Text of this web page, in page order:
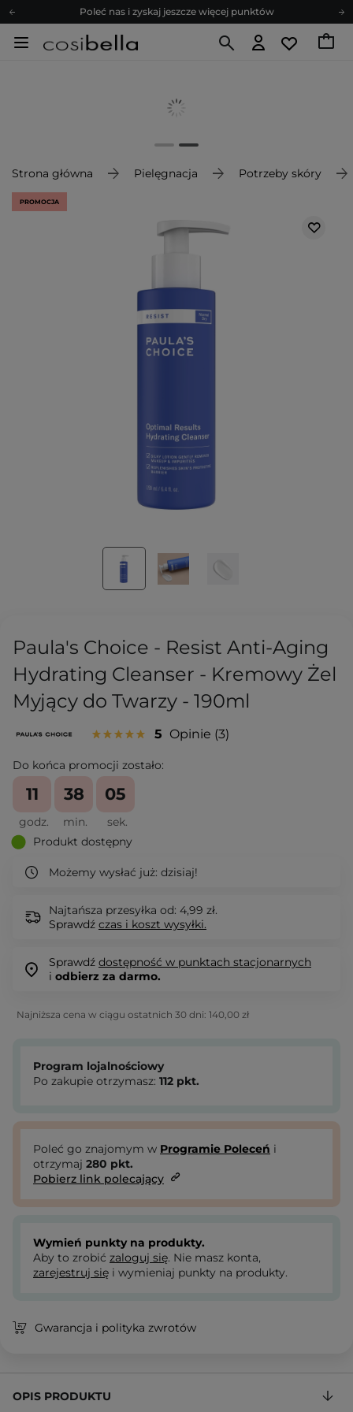
Poleć nas i zyskaj jeszcze więcej punktów
Zapisz się na newsletter pełen porad
Poleć nas i zyskaj jeszcze więcej punktów
Strona główna Pielęgnacja Potrzeby skóry
PROMOCJA
Paula's Choice - Resist Anti-Aging
Hydrating Cleanser - Kremowy Żel
Myjący do Twarzy - 190ml
5 Opinie 3
Do końca promocji zostało:
godz.
11
min.
38
sek.
05
Produkt dostępny
Możemy wysłać już: dzisiaj!
Najtańsza przesyłka od: 4,99 zł.
Sprawdź czas i koszt wysyłki.
Sprawdź dostępność w punktach stacjonarnych
i odbierz za darmo.
Najniższa cena w ciągu ostatnich 30 dni: 140,00 zł
Program lojalnościowy
Po zakupie otrzymasz: 112 pkt.
Poleć go znajomym w Programie Poleceń i
otrzymaj 280 pkt.
Pobierz link polecający
Wymień punkty na produkty.
Aby to zrobić zaloguj się. Nie masz konta,
zarejestruj się i wymieniaj punkty na produkty.
Gwarancja i polityka zwrotów
OPIS PRODUKTU